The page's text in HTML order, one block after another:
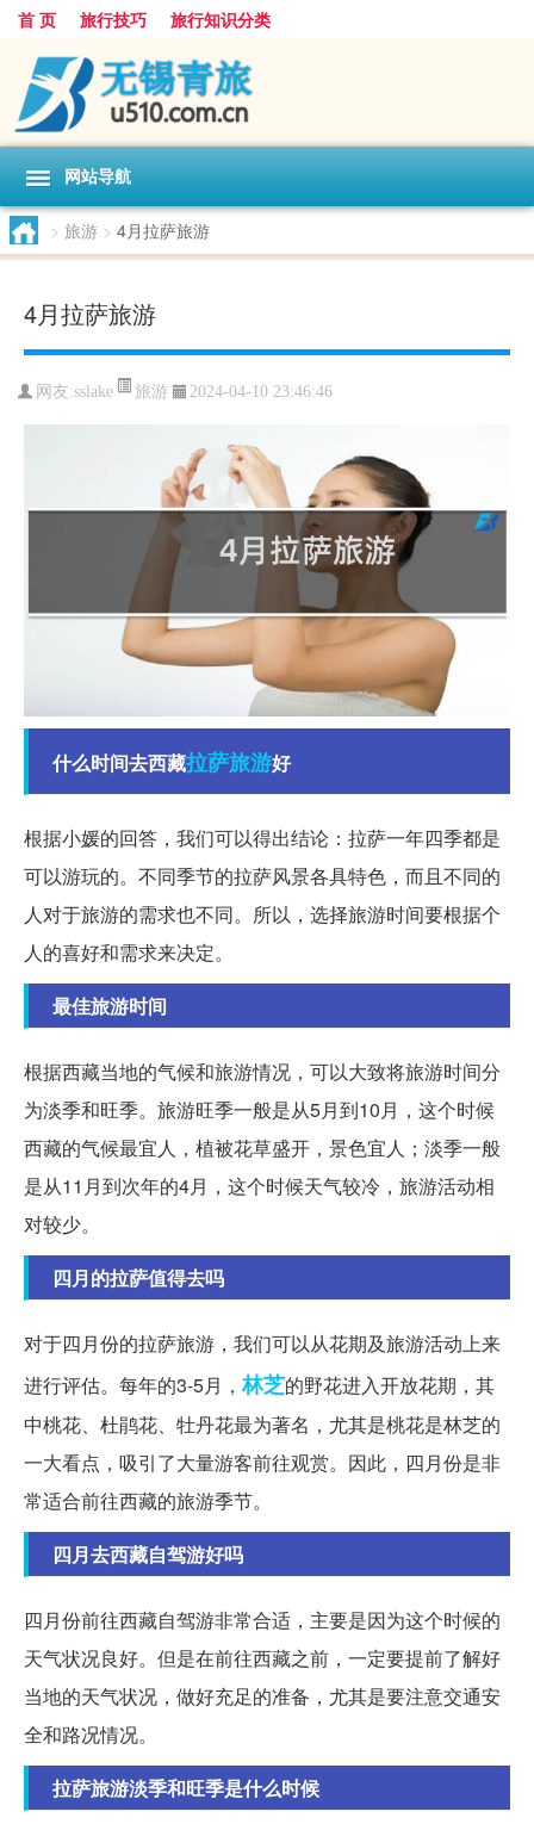
首 页 旅行技巧 旅行知识分类
网站导航
> 旅游 > 4月拉萨旅游
4月拉萨旅游
网友:sslake 旅游 2024-04-10 23:46:46
什么时间去西藏拉萨旅游好
根据小媛的回答，我们可以得出结论：拉萨一年四季都是
可以游玩的。不同季节的拉萨风景各具特色，而且不同的
人对于旅游的需求也不同。所以，选择旅游时间要根据个
人的喜好和需求来决定。
最佳旅游时间
根据西藏当地的气候和旅游情况，可以大致将旅游时间分
为淡季和旺季。旅游旺季一般是从5月到10月，这个时候
西藏的气候最宜人，植被花草盛开，景色宜人；淡季一般
是从11月到次年的4月，这个时候天气较冷，旅游活动相
对较少。
四月的拉萨值得去吗
对于四月份的拉萨旅游，我们可以从花期及旅游活动上来
进行评估。每年的3-5月，林芝的野花进入开放花期，其
中桃花、杜鹃花、牡丹花最为著名，尤其是桃花是林芝的
一大看点，吸引了大量游客前往观赏。因此，四月份是非
常适合前往西藏的旅游季节。
四月去西藏自驾游好吗
四月份前往西藏自驾游非常合适，主要是因为这个时候的
天气状况良好。但是在前往西藏之前，一定要提前了解好
当地的天气状况，做好充足的准备，尤其是要注意交通安
全和路况情况。
拉萨旅游淡季和旺季是什么时候